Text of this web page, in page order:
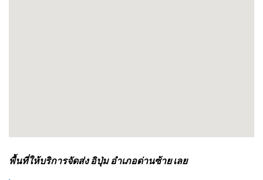
พื้นที่ให้บริการจัดส่ง อิปุ่ม อำเภอด่านซ้าย เลย